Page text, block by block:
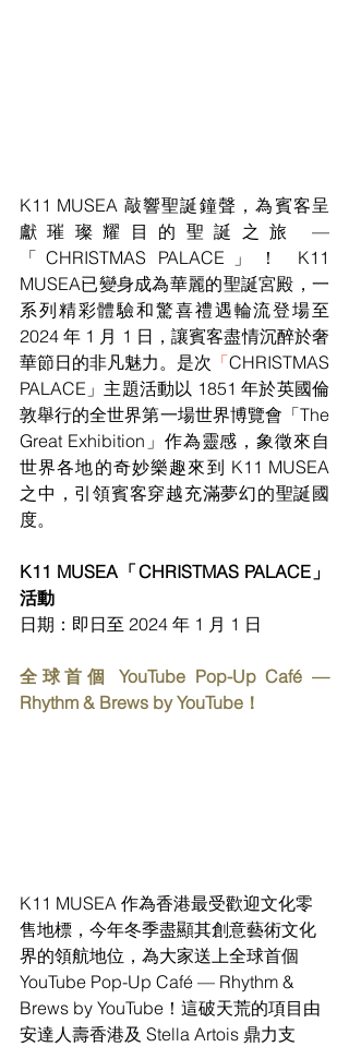
K11 MUSEA 敲響聖誕鐘聲，為賓客呈
獻璀璨耀目的聖誕之旅 —
「CHRISTMAS PALACE」！ K11
MUSEA已變身成為華麗的聖誕宮殿，一
系列精彩體驗和驚喜禮遇輪流登場至
2024 年 1 月 1 日，讓賓客盡情沉醉於奢
華節日的非凡魅力。是次 「CHRISTMAS
PALACE」主題活動以 1851 年於英國倫
敦舉行的全世界第一場世界博覽會「The
Great Exhibition」作為靈感，象徵來自
世界各地的奇妙樂趣來到 K11 MUSEA
之中，引領賓客穿越充滿夢幻的聖誕國
度。
K11 MUSEA「CHRISTMAS PALACE」
活動
日期：即日至 2024 年 1 月 1 日
全球首個 YouTube Pop-Up Café —
Rhythm & Brews by YouTube！
K11 MUSEA 作為香港最受歡迎文化零
售地標，今年冬季盡顯其創意藝術文化
界的領航地位，為大家送上全球首個
YouTube Pop-Up Café — Rhythm &
Brews by YouTube！這破天荒的項目由
安達人壽香港及 Stella Artois 鼎力支